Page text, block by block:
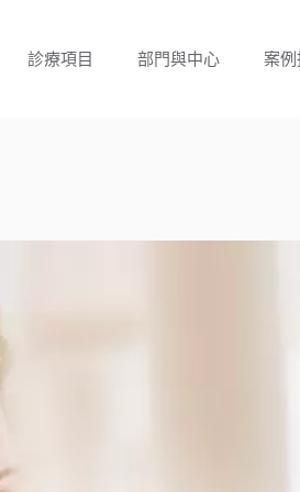
診療項目 部門與中心 案